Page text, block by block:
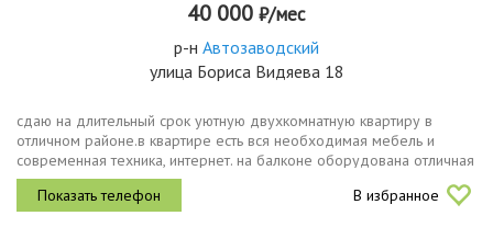
40 000 ₽/мес
р-н Автозаводский
улица Бориса Видяева 18
сдаю на длительный срок уютную двухкомнатную квартиру в
отличном районе.в квартире есть вся необходимая мебель и
современная техника, интернет. на балконе оборудована отличная
зона отдыха летом.кухня ikea, с индукционной варочной панелью
В избранное